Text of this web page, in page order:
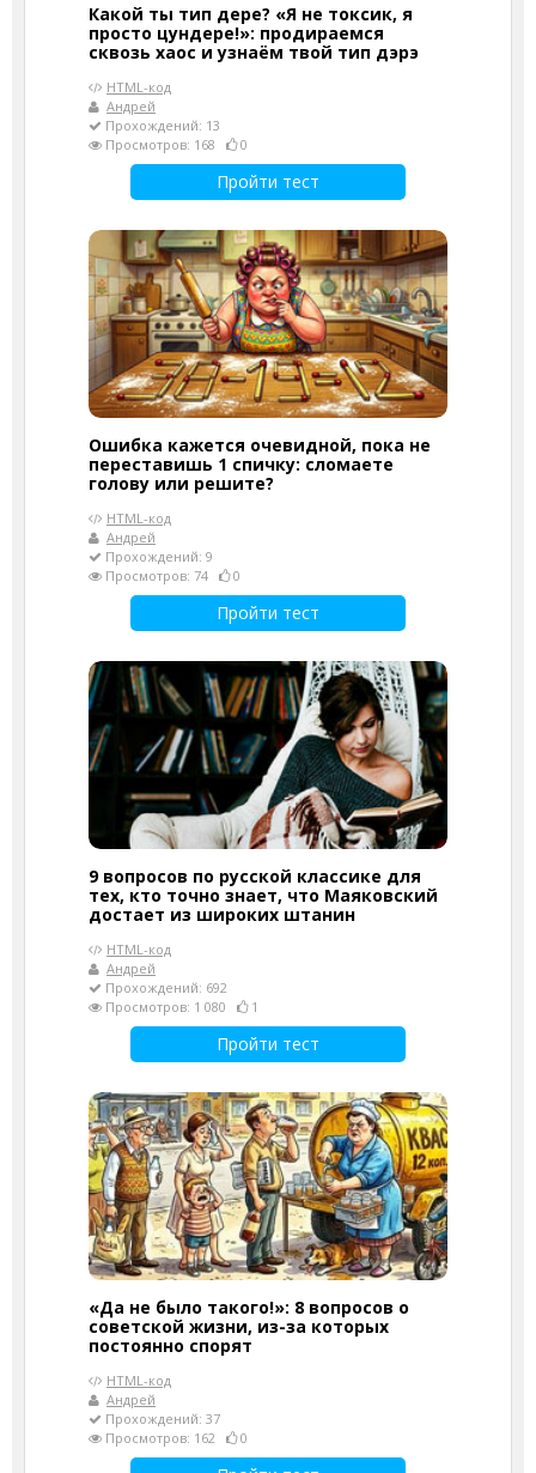
Какой ты тип дере? «Я не токсик, я
просто цундере!»: продираемся
сквозь хаос и узнаём твой тип дэрэ
HTML-код
Андрей
Прохождений: 13
Просмотров: 168
0
Пройти тест
Ошибка кажется очевидной, пока не
переставишь 1 спичку: сломаете
голову или решите?
HTML-код
Андрей
Прохождений: 9
Просмотров: 74
0
Пройти тест
9 вопросов по русской классике для
тех, кто точно знает, что Маяковский
достает из широких штанин
HTML-код
Андрей
Прохождений: 692
Просмотров: 1 080
1
Пройти тест
«Да не было такого!»: 8 вопросов о
советской жизни, из-за которых
постоянно спорят
HTML-код
Андрей
Прохождений: 37
Просмотров: 162
0